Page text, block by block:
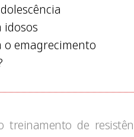
idosos
o emagrecimento
treinamento de